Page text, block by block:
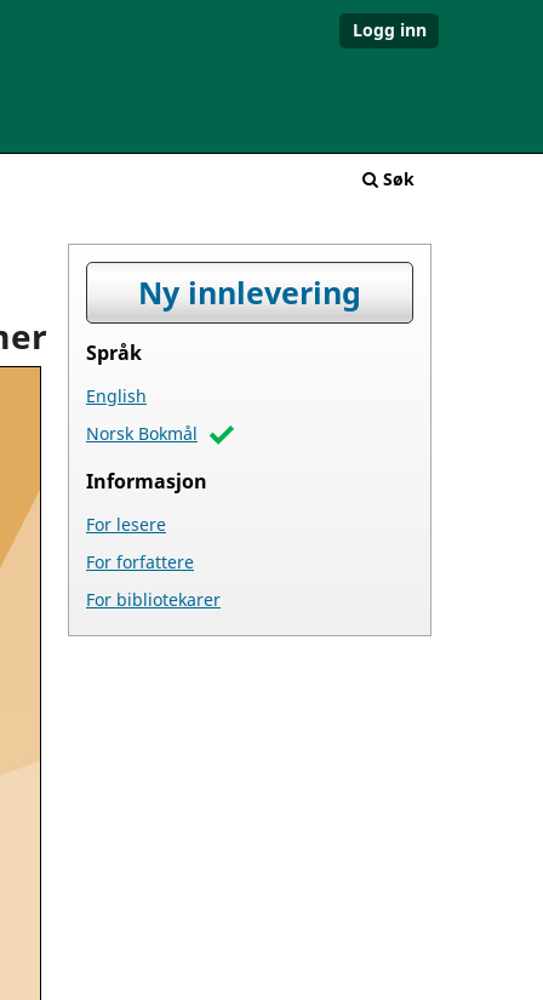
Søk
Logg inn
Ny innlevering
Språk
English
Norsk Bokmål
Informasjon
For lesere
For forfattere
For bibliotekarer